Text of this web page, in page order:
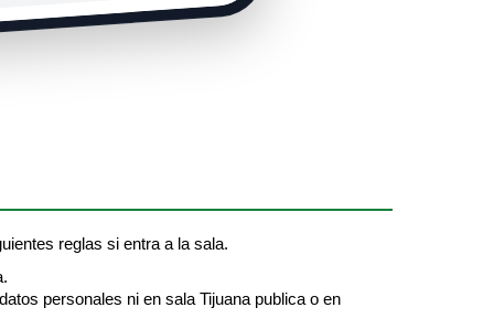
reglas si entra a la sala.
personales ni en sala Tijuana publica o en